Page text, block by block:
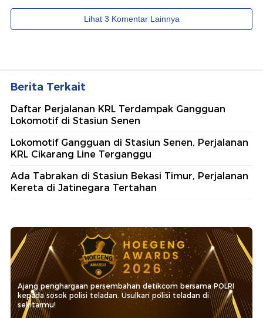
Berita Terkait
Daftar Perjalanan KRL Terdampak Gangguan
Lokomotif di Stasiun Senen
Lokomotif Gangguan di Stasiun Senen, Perjalanan
KRL Cikarang Line Terganggu
Ada Tabrakan di Stasiun Bekasi Timur, Perjalanan
Kereta di Jatinegara Tertahan
Ajang penghargaan persembahan detikcom bersama POLRI
kepada sosok polisi teladan. Usulkan polisi teladan di
sekitarmu!